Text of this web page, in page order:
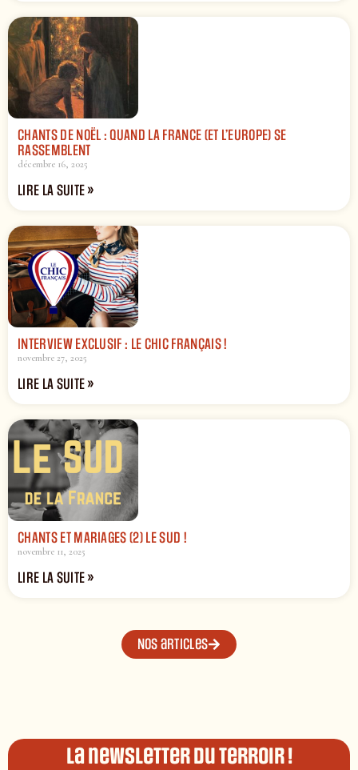
CHANTS DE NOËL : QUAND LA FRANCE (ET L’EUROPE) SE
RASSEMBLENT
décembre 16, 2025
LIRE LA SUITE »
INTERVIEW EXCLUSIF : LE CHIC FRANÇAIS !
novembre 27, 2025
LIRE LA SUITE »
CHANTS ET MARIAGES (2) LE SUD !
novembre 11, 2025
LIRE LA SUITE »
Nos articles
La newsletter du terroir !